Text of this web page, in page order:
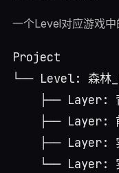
一个Level对应游戏
Project
└── Level: 森林
├── Layer:
├── Layer:
├── Layer: